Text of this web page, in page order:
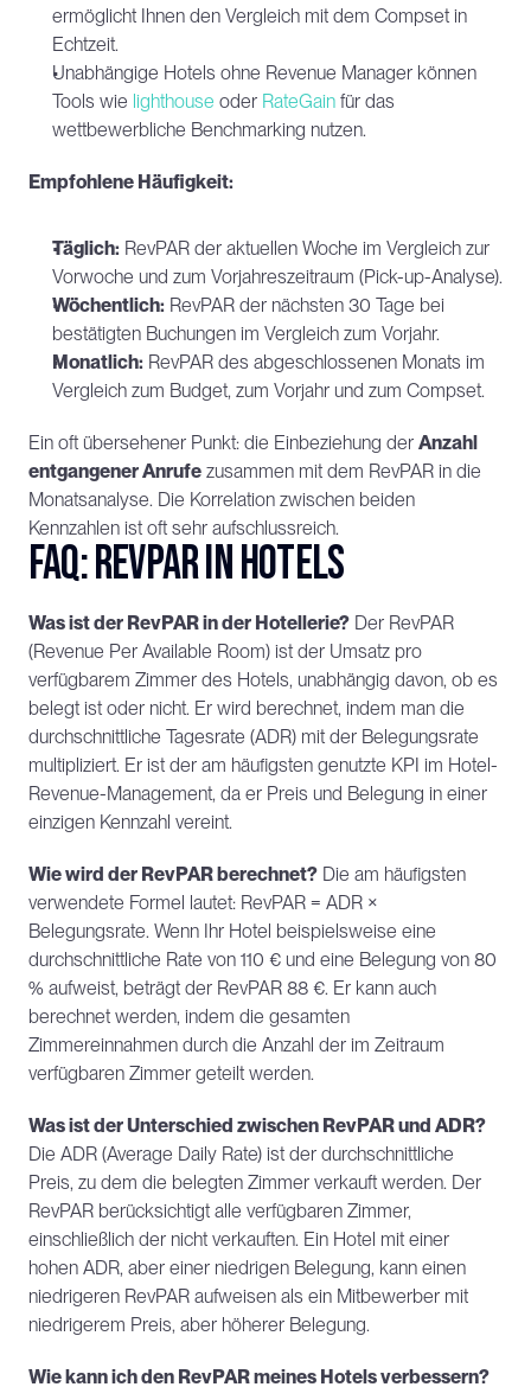
ermöglicht Ihnen den Vergleich mit dem Compset in
Echtzeit.
Unabhängige Hotels ohne Revenue Manager können
Tools wie lighthouse oder RateGain für das
wettbewerbliche Benchmarking nutzen.
Empfohlene Häufigkeit:
Täglich: RevPAR der aktuellen Woche im Vergleich zur
Vorwoche und zum Vorjahreszeitraum (Pick-up-Analyse).
Wöchentlich: RevPAR der nächsten 30 Tage bei
bestätigten Buchungen im Vergleich zum Vorjahr.
Monatlich: RevPAR des abgeschlossenen Monats im
Vergleich zum Budget, zum Vorjahr und zum Compset.
Ein oft übersehener Punkt: die Einbeziehung der Anzahl
entgangener Anrufe zusammen mit dem RevPAR in die
Monatsanalyse. Die Korrelation zwischen beiden
Kennzahlen ist oft sehr aufschlussreich.
FAQ: RevPAR in Hotels
Was ist der RevPAR in der Hotellerie? Der RevPAR
(Revenue Per Available Room) ist der Umsatz pro
verfügbarem Zimmer des Hotels, unabhängig davon, ob es
belegt ist oder nicht. Er wird berechnet, indem man die
durchschnittliche Tagesrate (ADR) mit der Belegungsrate
multipliziert. Er ist der am häufigsten genutzte KPI im Hotel-
Revenue-Management, da er Preis und Belegung in einer
einzigen Kennzahl vereint.
Wie wird der RevPAR berechnet? Die am häufigsten
verwendete Formel lautet: RevPAR = ADR ×
Belegungsrate. Wenn Ihr Hotel beispielsweise eine
durchschnittliche Rate von 110 € und eine Belegung von 80
% aufweist, beträgt der RevPAR 88 €. Er kann auch
berechnet werden, indem die gesamten
Zimmereinnahmen durch die Anzahl der im Zeitraum
verfügbaren Zimmer geteilt werden.
Was ist der Unterschied zwischen RevPAR und ADR?
Die ADR (Average Daily Rate) ist der durchschnittliche
Preis, zu dem die belegten Zimmer verkauft werden. Der
RevPAR berücksichtigt alle verfügbaren Zimmer,
einschließlich der nicht verkauften. Ein Hotel mit einer
hohen ADR, aber einer niedrigen Belegung, kann einen
niedrigeren RevPAR aufweisen als ein Mitbewerber mit
niedrigerem Preis, aber höherer Belegung.
Wie kann ich den RevPAR meines Hotels verbessern?